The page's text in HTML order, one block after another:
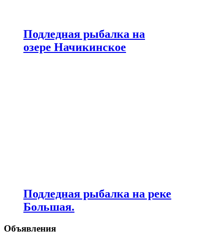
Подледная рыбалка на
озере Начикинское
Подледная рыбалка на реке
Большая.
Объявления